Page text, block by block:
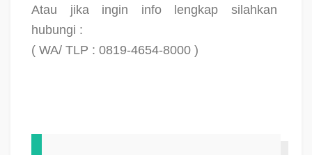
Atau jika ingin info lengkap silahkan
hubungi :
( WA/ TLP : 0819-4654-8000 )